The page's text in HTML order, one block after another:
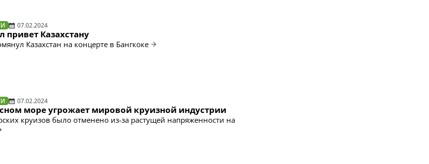
07.02.2024
привет Казахстану
Казахстан на концерте в Бангкоке
07.02.2024
море угрожает мировой круизной индустрии
круизов было отменено из-за растущей напряженности на